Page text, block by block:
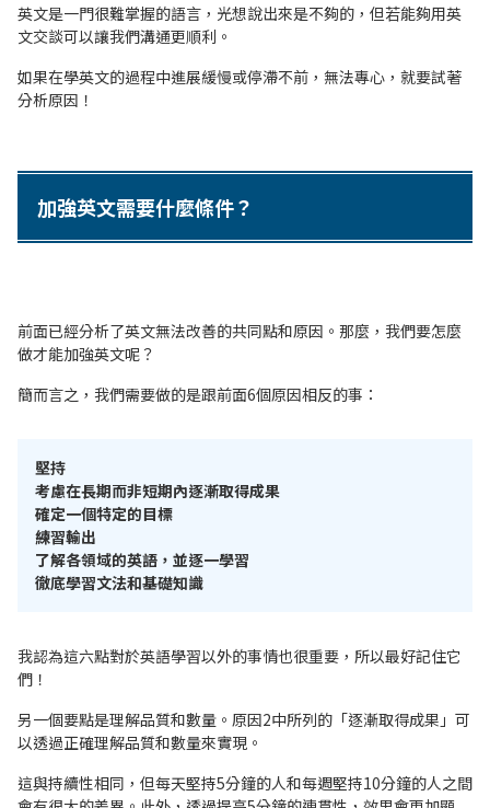
英文是一門很難掌握的語言，光想說出來是不夠的，但若能夠用英
文交談可以讓我們溝通更順利。
如果在學英文的過程中進展緩慢或停滯不前，無法專心，就要試著
分析原因！
加強英文需要什麼條件？
前面已經分析了英文無法改善的共同點和原因。那麼，我們要怎麼
做才能加強英文呢？
簡而言之，我們需要做的是跟前面6個原因相反的事：
堅持
考慮在長期而非短期內逐漸取得成果
確定一個特定的目標
練習輸出
了解各領域的英語，並逐一學習
徹底學習文法和基礎知識
我認為這六點對於英語學習以外的事情也很重要，所以最好記住它
們！
另一個要點是理解品質和數量。原因2中所列的「逐漸取得成果」可
以透過正確理解品質和數量來實現。
這與持續性相同，但每天堅持5分鐘的人和每週堅持10分鐘的人之間